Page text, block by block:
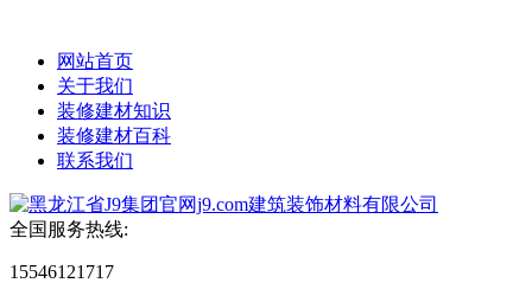
网站首页
关于我们
装修建材知识
装修建材百科
联系我们
全国服务热线:
15546121717